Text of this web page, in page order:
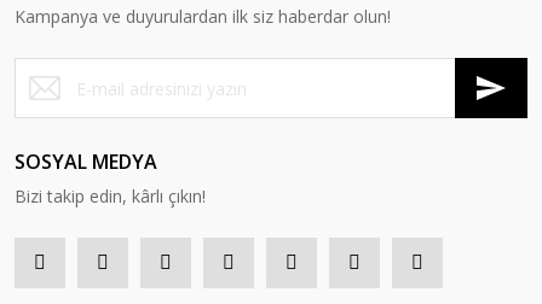
Kampanya ve duyurulardan ilk siz haberdar olun!
SOSYAL MEDYA
Bizi takip edin, kârlı çıkın!